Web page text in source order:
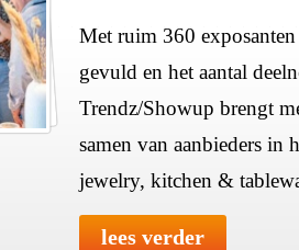
Met ruim 360
gevuld en het aantal
Trendz/Showup brengt
samen van aanbieders in
jewelry, kitchen &
lees verder